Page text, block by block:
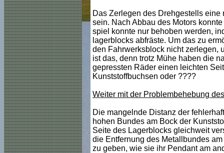
Das Zerlegen des Drehgestells
sein. Nach Abbau des Motors
spiel konnte nur behoben werden,
lagerblocks abfräste. Um das zu
den Fahrwerksblock nicht zerlegen,
ist das, denn trotz Mühe haben die
gepressten Räder einen leichten
Kunststoffbuchsen oder ????
Weiter mit der Problembehebung
Die mangelnde Distanz der
hohen Bundes am Bock der
Seite des Lagerblocks gleichweit
die Entfernung des Metallbundes
zu geben, wie sie ihr Pendant am